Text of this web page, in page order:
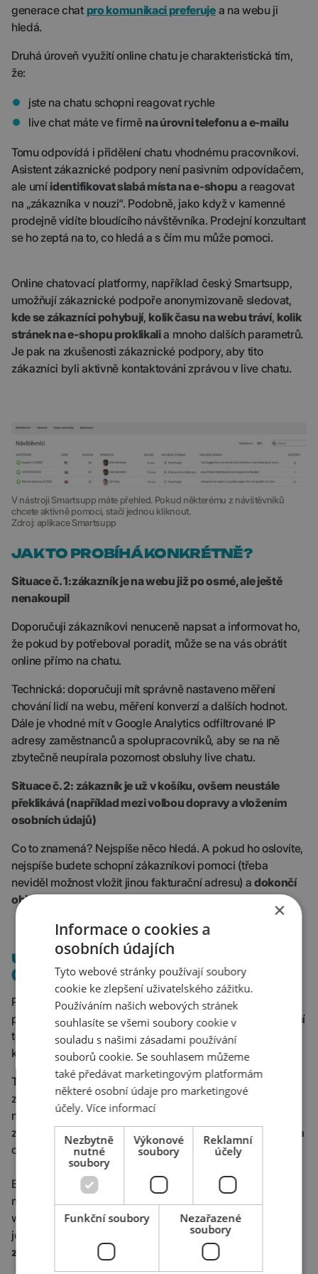
generace chat pro komunikaci preferujea na webu ji
hledá.
Druhá úroveň využití online chatu je charakteristická tím,
že:
jste na chatu schopni reagovat rychle
live chat máte ve firmě na úrovni telefonu a e-mailu
Tomu odpovídá i přidělení chatu vhodnému pracovníkovi.
Asistent zákaznické podpory není pasivním odpovídačem,
ale umí identifikovat slabá místa na e-shopu a reagovat
na „zákazníka v nouzi“. Podobně, jako když v kamenné
prodejně vidíte bloudícího návštěvníka. Prodejní konzultant
se ho zeptá na to, co hledá a s čím mu může pomoci.
Online chatovací platformy, například český Smartsupp,
umožňují zákaznické podpoře anonymizovaně sledovat,
kde se zákazníci pohybují, kolik času na webu tráví, kolik
stránek na e-shopu proklikalia mnoho dalších parametrů.
Je pak na zkušenosti zákaznické podpory, aby tito
zákazníci byli aktivně kontaktováni zprávou v live chatu.
V nástroji Smartsupp máte přehled. Pokud některému z návštěvníků
chcete aktivně pomoci, stačí jednou kliknout.
Zdroj: aplikace Smartsupp
JAK TO PROBÍHÁ KONKRÉTNĚ?
Situace č. 1:zákazník je na webu již poosmé, aleještě
nenakoupil
Doporučuji zákazníkovi nenuceně napsat a informovat ho,
že pokud by potřeboval poradit, může se na vás obrátit
online přímo na chatu.
Technická: doporučuji mít správně nastaveno měření
chování lidí na webu, měření konverzí a dalších hodnot.
Dále je vhodné mít v Google Analytics odfiltrované IP
adresy zaměstnanců a spolupracovníků, aby se na ně
zbytečně neupírala pozornost obsluhy live chatu.
Situace č. 2: zákazník je už v košíku, ovšem neustále
překlikává (například mezi volbou dopravy a vložením
osobních údajů)
Co to znamená? Nejspíše něco hledá. A pokud ho oslovíte,
nejspíše budete schopní zákazníkovi pomoci (třeba
neviděl možnost vložit jinou fakturační adresu) a dokončí
objednávku místo toho, aby odešel.
ÚROVEŇ 3: LEGRACE
(A AUTOMATIZACE) ZAČÍNÁ
Pokud již využíváte live chat aktivně, víte, že je to časově
poměrně náročná aktivita. Spoustu času spolkne sledování
toho, komu můžete na e-shopu pomoci, ale také samotné
kontaktování a komunikace s několika lidmi najednou.
Tady pomohouautomatické zprávy. Ty se zákazníkovi
zašlou ve chvíli, kdy nastane určitá událost. Tou může být
například návštěva delší než 5 minut, pátá návštěva
za posledních 5 dní (přičemž nebyla ani jednou dokončena
objednávka) atd.
Bylo by časově extrémně náročné snažit se sledovat
návštěvní historii všech současných uživatelů vašeho
webu. Správně nastavenými automatickými zprávami
je live chat osloví a vy už odpovídátejen těm, kteří mají
zájem o radu nebo pomoc
×
Informace o cookies a
osobních údajích
Tyto webové stránky používají soubory
cookie ke zlepšení uživatelského zážitku.
Používáním našich webových stránek
souhlasíte se všemi soubory cookie v
souladu s našimi zásadami používání
souborů cookie. Se souhlasem můžeme
také předávat marketingovým platformám
některé osobní údaje pro marketingové
účely.Více informací
Nezbytně
nutné
soubory
Výkonové
soubory
Reklamní
účely
Funkční soubory
Nezařazené
soubory